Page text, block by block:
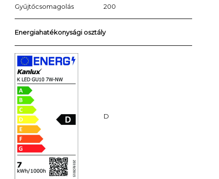
Gyűjtőcsomagolás 200
Energiahatékonysági osztály
D